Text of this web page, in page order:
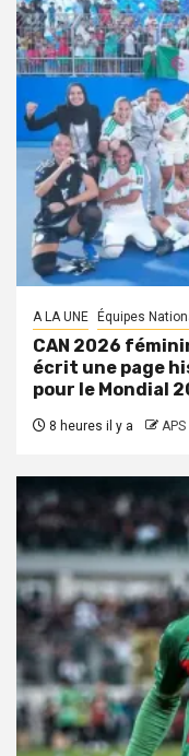
A LA UNE Équipes
CAN 2026
écrit une page
pour le Mondial
8 heures il y a APS